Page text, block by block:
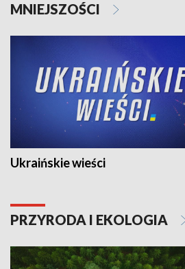
MNIEJSZOŚCI
Ukraińskie wieści
PRZYRODA I EKOLOGIA